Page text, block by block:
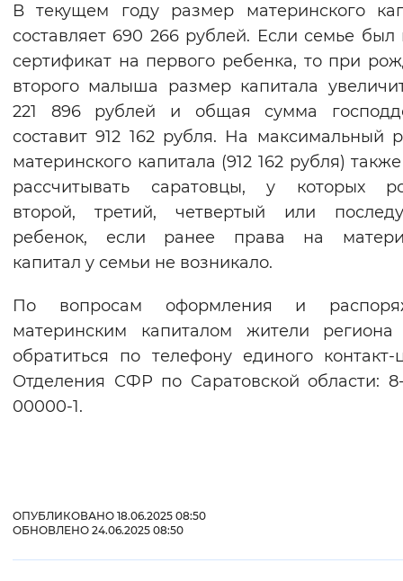
В текущем году размер материнского
составляет 690 266 рублей. Если семье
сертификат на первого ребенка, то при
второго малыша размер капитала
221 896 рублей и общая сумма
составит 912 162 рубля. На максимальный
материнского капитала (912 162 рубля)
рассчитывать саратовцы, у которых
второй, третий, четвертый или
ребенок, если ранее права на
капитал у семьи не возникало.
По вопросам оформления и
материнским капиталом жители региона
обратиться по телефону единого контакт-
Отделения СФР по Саратовской области:
00000-1.
ОПУБЛИКОВАНО 18.06.2025 08:50
ОБНОВЛЕНО 24.06.2025 08:50